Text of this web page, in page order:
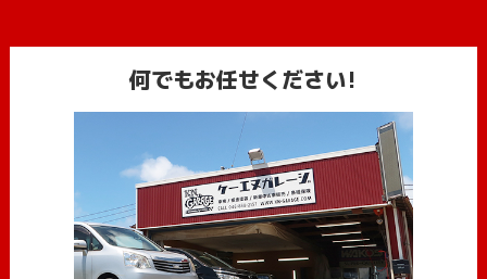
何でもお任せください!